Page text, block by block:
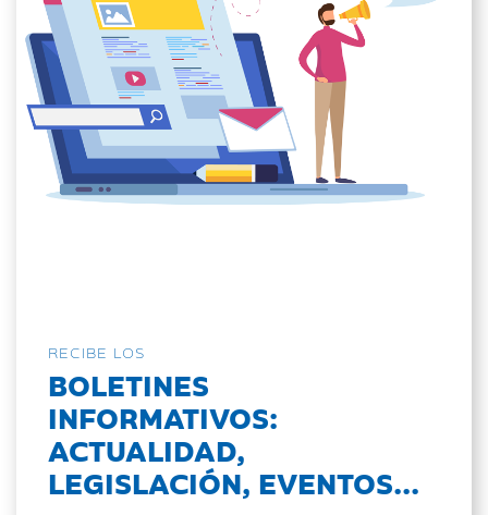
RECIBE LOS
BOLETINES
INFORMATIVOS:
ACTUALIDAD,
LEGISLACIÓN, EVENTOS...